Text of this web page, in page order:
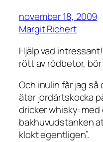
november 18, 2009
Margit Richert
Hjälp vad
rött av rödbetor,
Och inulin får jag
äter jordärtskocka
dricker whisky:
bakhuvudstanken
klokt egentligen”.